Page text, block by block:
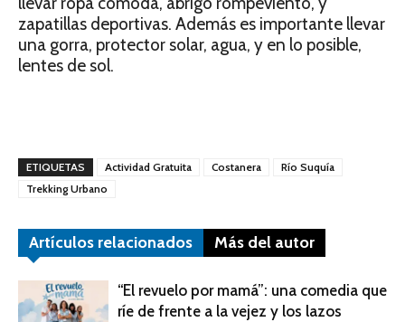
zapatillas deportivas. Además es importante llevar
una gorra, protector solar, agua, y en lo posible,
lentes de sol.
ETIQUETAS Actividad Gratuita Costanera
Río Suquía
Trekking Urbano
Artículos relacionados Más del autor
“El revuelo por mamá”: una comedia que
ríe de frente a la vejez y los lazos